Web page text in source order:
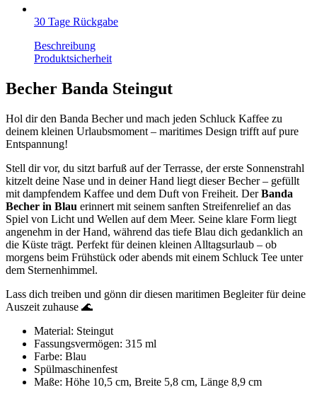
30 Tage Rückgabe
Beschreibung
Produktsicherheit
Becher Banda Steingut
Hol dir den Banda Becher und mach jeden Schluck Kaffee zu
deinem kleinen Urlaubsmoment – maritimes Design trifft auf pure
Entspannung!
Stell dir vor, du sitzt barfuß auf der Terrasse, der erste Sonnenstrahl
kitzelt deine Nase und in deiner Hand liegt dieser Becher – gefüllt
mit dampfendem Kaffee und dem Duft von Freiheit. DerBanda
Becher in Blau erinnert mit seinem sanften Streifenrelief an das
Spiel von Licht und Wellen auf dem Meer. Seine klare Form liegt
angenehm in der Hand, während das tiefe Blau dich gedanklich an
die Küste trägt. Perfekt für deinen kleinen Alltagsurlaub – ob
morgens beim Frühstück oder abends mit einem Schluck Tee unter
dem Sternenhimmel.
Lass dich treiben und gönn dir diesen maritimen Begleiter für deine
Auszeit zuhause 🌊
Material: Steingut
Fassungsvermögen: 315 ml
Farbe: Blau
Spülmaschinenfest
Maße: Höhe 10,5 cm, Breite 5,8 cm, Länge 8,9 cm